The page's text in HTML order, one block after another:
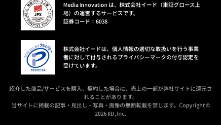
Media Innovation は、株式会社イード（東証グロース上
場）の運営するサービスです。
証券コード：6038
株式会社イードは、個人情報の適切な取扱いを行う事業
者に対して付与されるプライバシーマークの付与認定を
受けています。
紹介した商品/サービスを購入、契約した場合に、売上の一部が弊社サイトに還元さ
れることがあります。
当サイトに掲載の記事・見出し・写真・画像の無断転載を禁じます。Copyright ©
2026 IID, Inc.